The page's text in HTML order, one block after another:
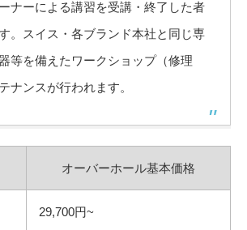
ナーによる講習を受講・終了した者
。スイス・各ブランド本社と同じ専
等を備えたワークショップ（修理
ナンスが行われます。
オーバーホール基本価格
29,700円~